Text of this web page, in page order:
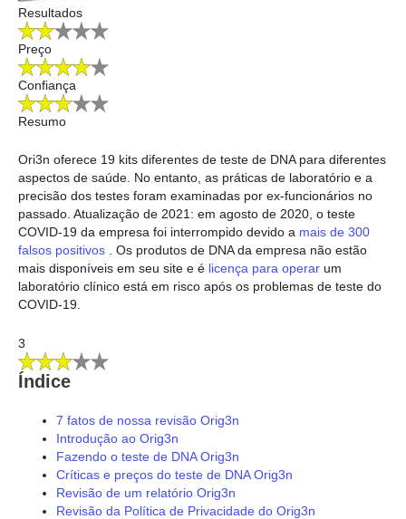
Resultados
Preço
Confiança
Resumo
Ori3n oferece 19 kits diferentes de teste de DNA para diferentes
aspectos de saúde. No entanto, as práticas de laboratório e a
precisão dos testes foram examinadas por ex-funcionários no
passado. Atualização de 2021: em agosto de 2020, o teste
COVID-19 da empresa foi interrompido devido a mais de 300
falsos positivos . Os produtos de DNA da empresa não estão
mais disponíveis em seu site e é licença para operar um
laboratório clínico está em risco após os problemas de teste do
COVID-19.
3
Índice
7 fatos de nossa revisão Orig3n
Introdução ao Orig3n
Fazendo o teste de DNA Orig3n
Críticas e preços do teste de DNA Orig3n
Revisão de um relatório Orig3n
Revisão da Política de Privacidade do Orig3n